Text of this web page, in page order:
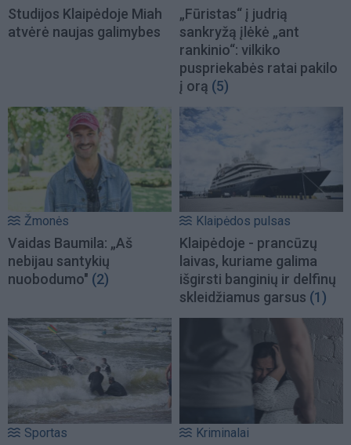
Studijos Klaipėdoje Miah
atvėrė naujas galimybes
„Fūristas“ į judrią
sankryžą įlėkė „ant
rankinio“: vilkiko
puspriekabės ratai pakilo
į orą (5)
Žmonės
Vaidas Baumila: „Aš
nebijau santykių
nuobodumo" (2)
Klaipėdos pulsas
Klaipėdoje - prancūzų
laivas, kuriame galima
išgirsti banginių ir delfinų
skleidžiamus garsus (1)
Sportas Kriminalai